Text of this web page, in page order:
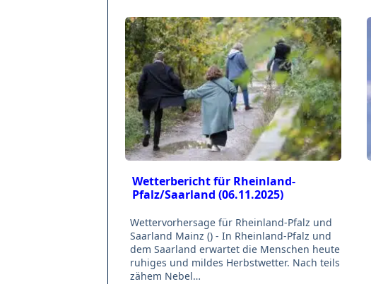
Wetterbericht für Rheinland-
Pfalz/Saarland (06.11.2025)
Wettervorhersage für Rheinland-Pfalz und
Saarland Mainz () - In Rheinland-Pfalz und
dem Saarland erwartet die Menschen heute
ruhiges und mildes Herbstwetter. Nach teils
zähem Nebel…